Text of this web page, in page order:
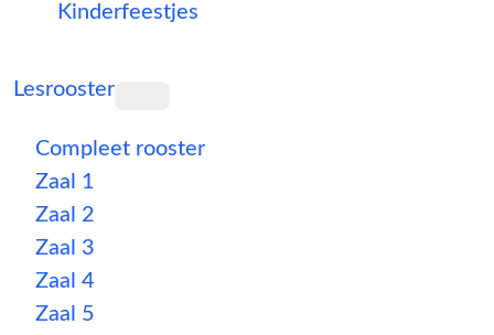
Kinderfeestjes
Lesrooster
Compleet rooster
Zaal 1
Zaal 2
Zaal 3
Zaal 4
Zaal 5